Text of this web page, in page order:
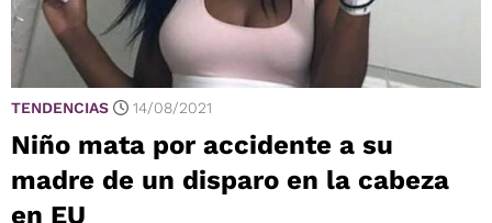
TENDENCIAS 14/08/2021
Niño mata por accidente a su
madre de un disparo en la cabeza
en EU